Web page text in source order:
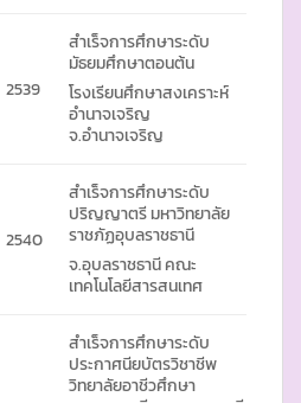
2539
สำเร็จการศึกษาระดับ
มัธยมศึกษาตอนต้น
โรงเรียนศึกษาสงเคราะห์
อำนาจเจริญ
จ.อำนาจเจริญ
2540
สำเร็จการศึกษาระดับ
ปริญญาตรี มหาวิทยาลัย
ราชภัฏอุบลราชธานี
จ.อุบลราชธานี คณะ
เทคโนโลยีสารสนเทศ
สำเร็จการศึกษาระดับ
ประกาศนียบัตรวิชาชีพ
วิทยาลัยอาชีวศึกษา